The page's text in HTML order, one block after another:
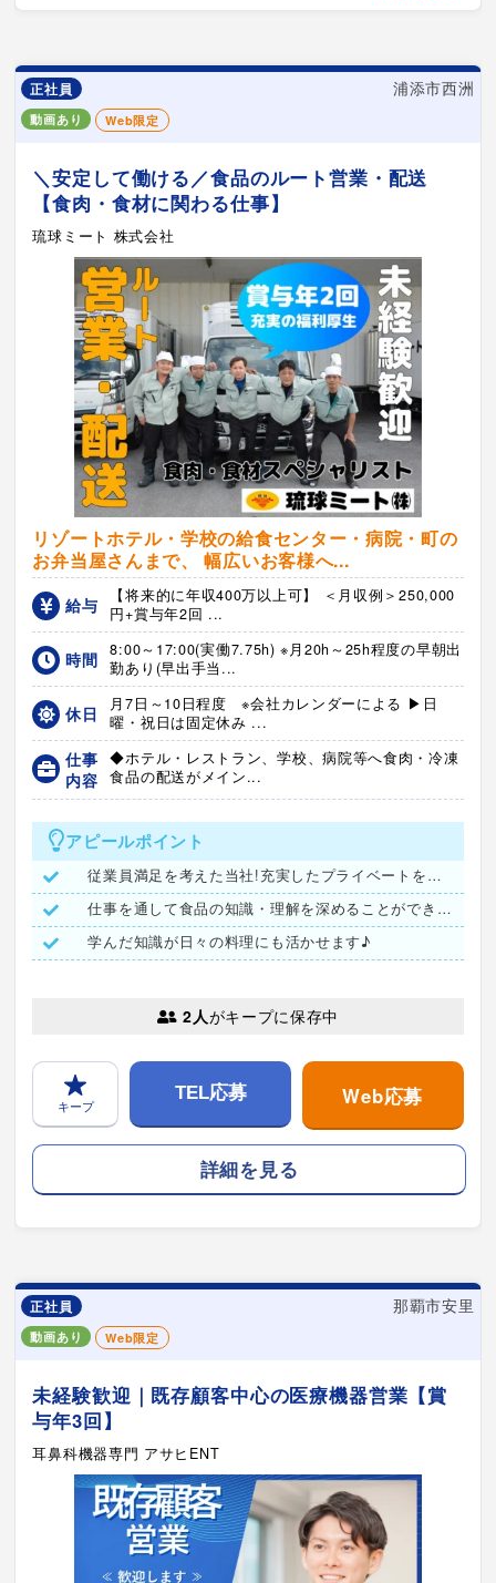
正社員 浦添市西洲
動画あり Web限定
＼安定して働ける／食品のルート営業・配送
【食肉・食材に関わる仕事】
琉球ミート 株式会社
リゾートホテル・学校の給食センター・病院・町の
お弁当屋さんまで、 幅広いお客様へ...
給与
【将来的に年収400万以上可】 ＜月収例＞250,000
円+賞与年2回 ...
時間
8:00～17:00(実働7.75h) ※月20h～25h程度の早朝出
勤あり(早出手当...
休日
月7日～10日程度 ※会社カレンダーによる ▶日
曜・祝日は固定休み ...
仕事
内容
◆ホテル・レストラン、学校、病院等へ食肉・冷凍
食品の配送がメイン...
アピールポイント
従業員満足を考えた当社!充実したプライベートを過ごせます♪
仕事を通して食品の知識・理解を深めることができます!
学んだ知識が日々の料理にも活かせます♪
2人がキープに保存中
キープ
TEL応募 Web応募
詳細を見る
正社員 那覇市安里
動画あり Web限定
未経験歓迎｜既存顧客中心の医療機器営業【賞
与年3回】
耳鼻科機器専門 アサヒENT